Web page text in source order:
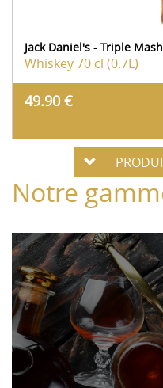
Jack Daniel's - Triple
Whiskey70 cl (0.7L)
49.90 €
Notre